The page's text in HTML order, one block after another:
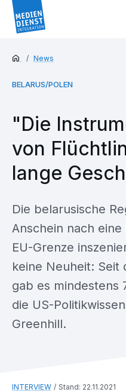
News
BELARUS/POLEN
"Die
von
lange
INTERVIEW Stand: 22.11.2021
Die belarusische
Anschein nach
EU-Grenze
keine Neuheit: Seit
gab es mindestens
die US-
Greenhill.